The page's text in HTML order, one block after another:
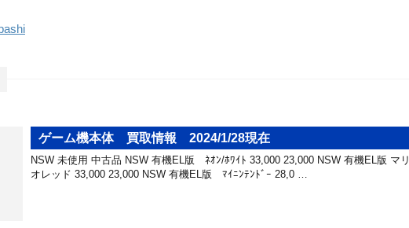
ゲーム機本体 買取情報 2024/1/28現在
NSW 未使用 中古品 NSW 有機EL版 ﾈｵﾝ/ﾎﾜｲﾄ 33,000 23,000 NSW 有機EL版 マリ
オレッド 33,000 23,000 NSW 有機EL版 ﾏｲﾆﾝﾃﾝﾄﾞｰ 28,0 …